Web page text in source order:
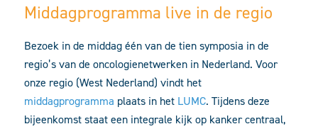
Middagprogramma live in de regio
Bezoek in de middag één van de tien symposia in de
regio’s van de oncologienetwerken in Nederland. Voor
onze regio (West Nederland) vindt het
middagprogramma plaats in het LUMC. Tijdens deze
bijeenkomst staat een integrale kijk op kanker centraal,